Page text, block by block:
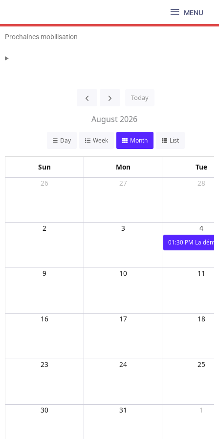
contenu
MENU
MENU
Prochaines mobilisation
Today
August 2026
Day Week Month List
Sun Mon
Tue
26
27 28
2 3 4
01:30 PM La
9 10 11
16 17 18
23 24 25
30 31 1